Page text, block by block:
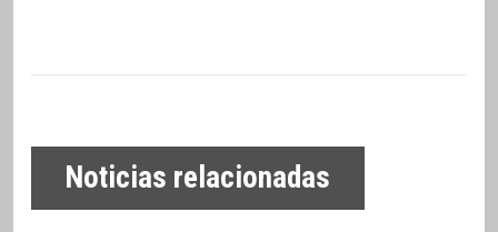
Noticias relacionadas